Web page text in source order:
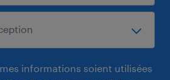
informations soient utilisées